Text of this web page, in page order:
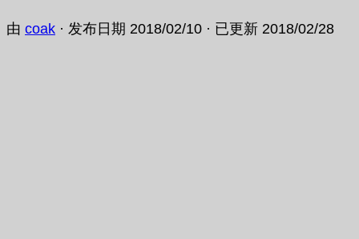
由 coak · 发布日期 2018/02/10 · 已更新 2018/02/28